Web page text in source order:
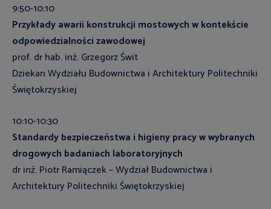
9:50-10:10
Przykłady awarii konstrukcji mostowych w kontekście
odpowiedzialności zawodowej
prof. dr hab. inż. Grzegorz Świt
Dziekan Wydziału Budownictwa i Architektury Politechniki
Świętokrzyskiej
10:10-10:30
Standardy bezpieczeństwa i higieny pracy w wybranych
drogowych badaniach laboratoryjnych
dr inż. Piotr Ramiączek – Wydział Budownictwa i
Architektury Politechniki Świętokrzyskiej